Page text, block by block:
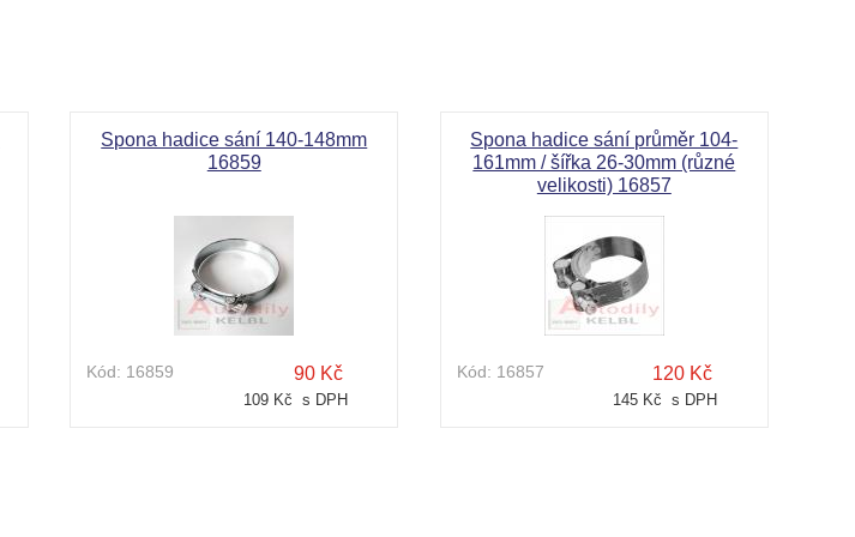
Spona hadice sání 140-148mm
16859
Kód: 16859 90 Kč
109 Kč s DPH
Spona hadice sání průměr 104-
161mm / šířka 26-30mm (různé
velikosti) 16857
Kód: 16857 120 Kč
145 Kč s DPH